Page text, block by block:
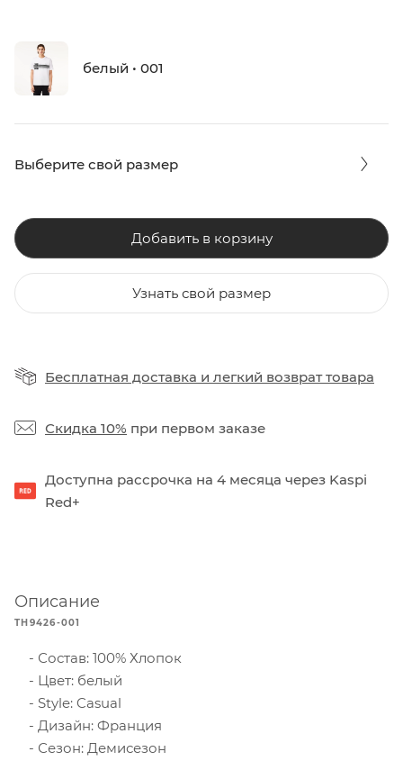
белый • 001
Выберите свой размер
Добавить в корзину
Узнать свой размер
Бесплатная доставка и легкий возврат товара
Скидка 10% при первом заказе
Доступна рассрочка на 4 месяца через Kaspi
Red+
Описание
TH9426-001
Состав: 100% Хлопок
Цвет: белый
Style: Casual
Дизайн: Франция
Сезон: Демисезон